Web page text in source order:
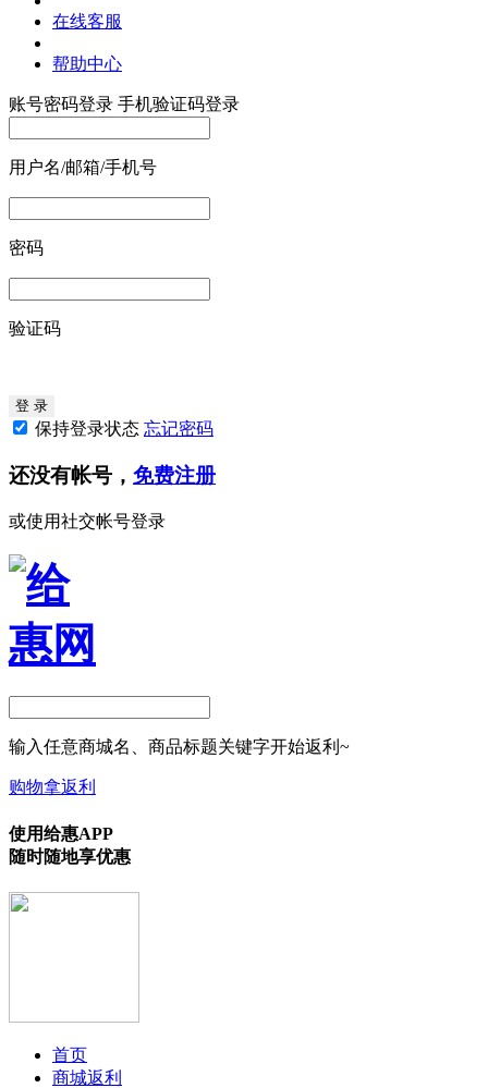
在线客服
帮助中心
账号密码登录 手机验证码登录
用户名/邮箱/手机号
密码
验证码
保持登录状态 忘记密码
还没有帐号， 免费注册
或使用社交帐号登录
输入任意商城名、商品标题关键字开始返利~
购物拿返利
使用给惠APP
随时随地享优惠
首页
商城返利